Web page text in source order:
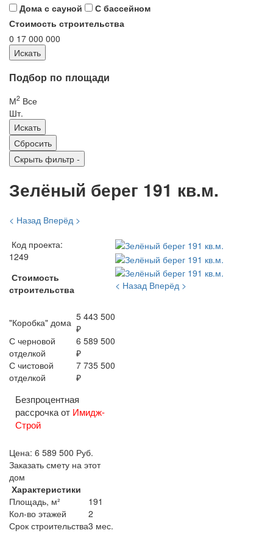
Дома с сауной
С бассейном
Стоимость строительства
0 17 000 000
Подбор по площади
М2 Все
Шт.
Скрыть фильтр -
Зелёный берег 191 кв.м.
< Назад Вперёд >
Код проекта:
1249
Стоимость
строительства
"Коробка" дома 5 443 500
₽
С черновой
отделкой
6 589 500
₽
С чистовой
отделкой
7 735 500
₽
Безпроцентная
рассрочка от Имидж-
Строй
Цена: 6 589 500 Руб.
Заказать смету на этот
дом
Характеристики
Площадь, м²
191
Кол-во этажей
2
Срок строительства3 мес.
< Назад Вперёд >